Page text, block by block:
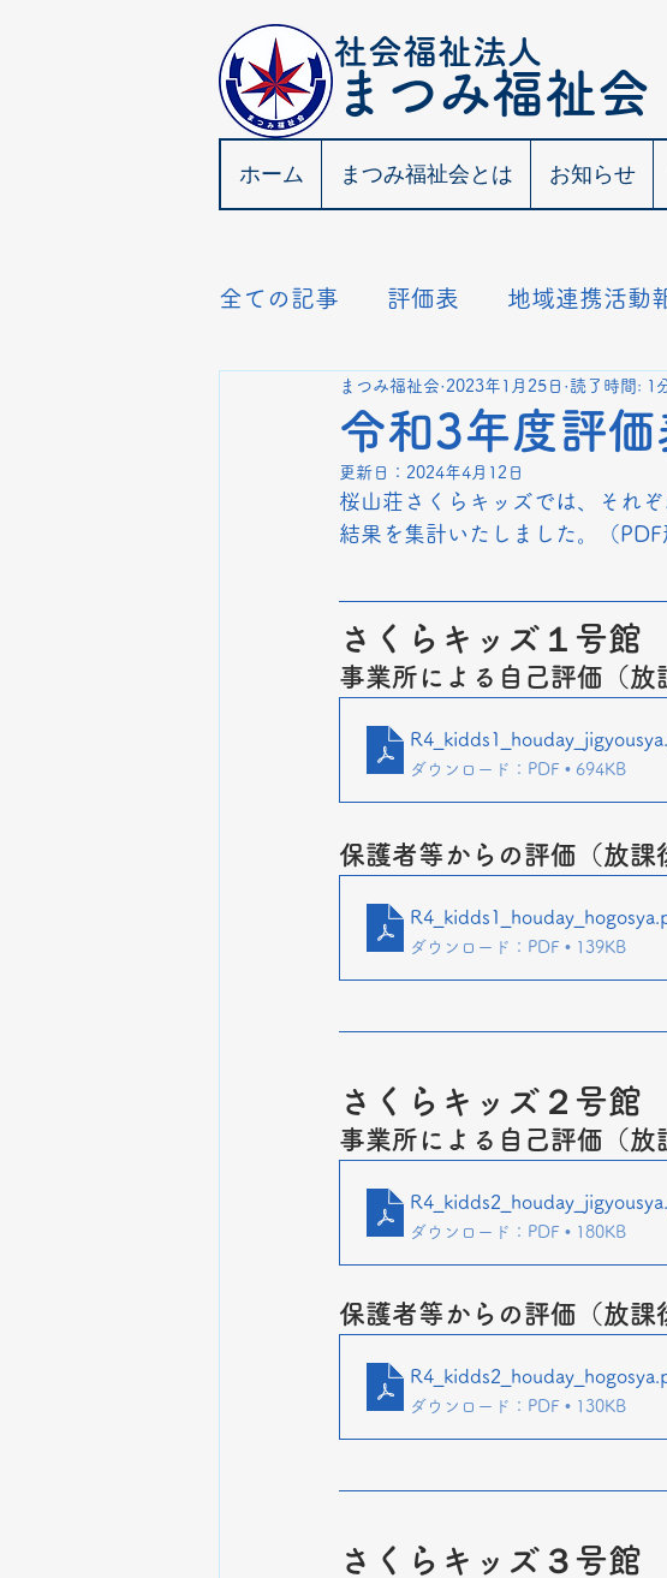
社会福祉法人
​まつみ福祉会
ホーム まつみ福祉会とは お知らせ
全ての記事 評価表 地域連携活動
こはぐら ゆくいば
令和3年度評
まつみ福祉会 2023年1月25日 読了時間: 1
更新日： 2024年4月12日
桜山荘さくらキッズでは、それ
結果を集計いたしました。（PDF
さくらキッズ１号館
事業所による自己評価（放
R4_kidds1_houday_jigyousya
ダウンロード：PDF • 694KB
保護者等からの評価（放課
R4_kidds1_houday_hogosya
ダウンロード：PDF • 139KB
さくらキッズ２号館
事業所による自己評価（放
R4_kidds2_houday_jigyousya
ダウンロード：PDF • 180KB
保護者等からの評価（放課
R4_kidds2_houday_hogosya
ダウンロード：PDF • 130KB
さくらキッズ３号館